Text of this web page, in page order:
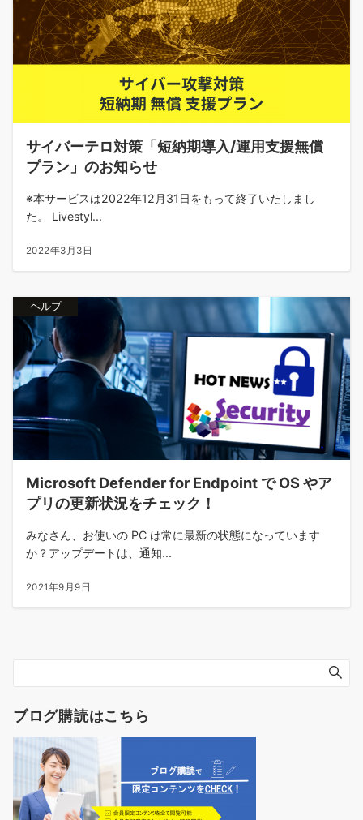
サイバーテロ対策「短納期導入/運用支援無償
プラン」のお知らせ
※本サービスは2022年12月31日をもって終了いたしまし
た。 Livestyl...
2022年3月3日
ヘルプ
Microsoft Defender for Endpoint で OS やア
プリの更新状況をチェック！
みなさん、お使いの PC は常に最新の状態になっています
か？アップデートは、通知...
2021年9月9日
ブログ購読はこちら